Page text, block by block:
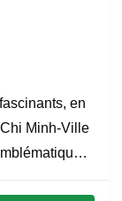
en
Minh-Ville